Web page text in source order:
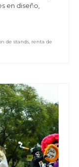
en diseño,
de stands, renta de